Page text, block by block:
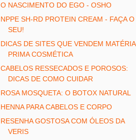
O NASCIMENTO DO EGO - OSHO
NPPE SH-RD PROTEIN CREAM - FAÇA O
SEU!
DICAS DE SITES QUE VENDEM MATÉRIA
PRIMA COSMÉTICA
CABELOS RESSECADOS E POROSOS:
DICAS DE COMO CUIDAR
ROSA MOSQUETA: O BOTOX NATURAL
HENNA PARA CABELOS E CORPO
RESENHA GOSTOSA COM ÓLEOS DA
VERIS